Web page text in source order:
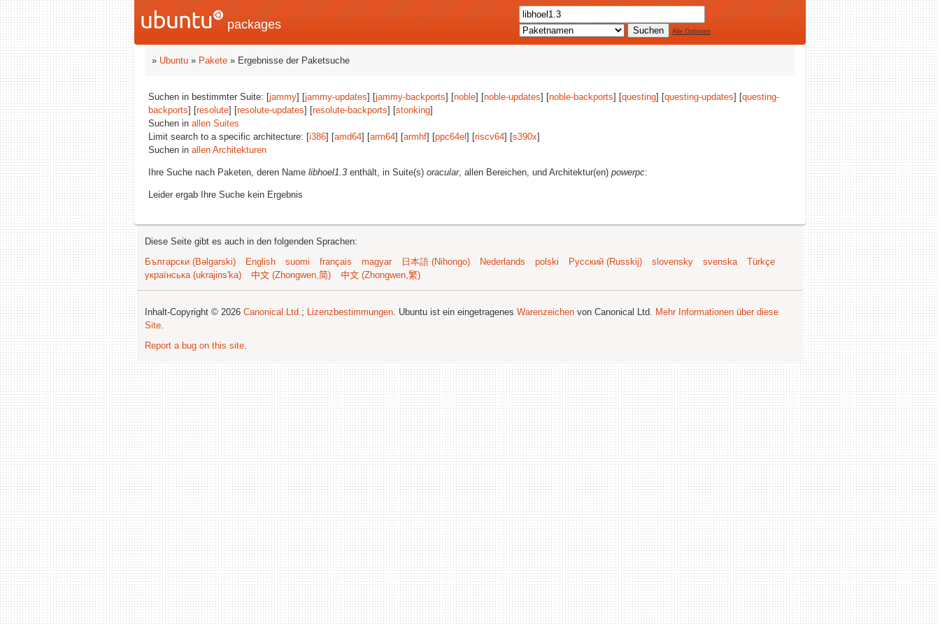
packages Alle Optionen
» Ubuntu » Pakete » Ergebnisse der Paketsuche
Suchen in bestimmter Suite: [jammy] [jammy-updates] [jammy-backports] [noble] [noble-updates] [noble-backports] [questing] [questing-updates] [questing-
backports] [resolute] [resolute-updates] [resolute-backports] [stonking]
Suchen in allen Suites
Limit search to a specific architecture: [i386] [amd64] [arm64] [armhf] [ppc64el ] [riscv64] [s390x]
Suchen in allen Architekturen
Ihre Suche nach Paketen, deren Name libhoel1.3 enthält, in Suite(s) oracular, allen Bereichen, und Architektur(en) powerpc:
Leider ergab Ihre Suche kein Ergebnis
Diese Seite gibt es auch in den folgenden Sprachen:
Български (Bəlgarski)
English suomi français magyar 日本語 (Nihongo) Nederlands polski Русский (Russkij) slovensky svenska
Türkçe
українська (ukrajins'ka)
中文 (Zhongwen,简) 中文 (Zhongwen,繁)
Inhalt-Copyright © 2026 Canonical Ltd.; Lizenzbestimmungen. Ubuntu ist ein eingetragenes Warenzeichen von Canonical Ltd. Mehr Informationen über diese
Site.
Report a bug on this site.